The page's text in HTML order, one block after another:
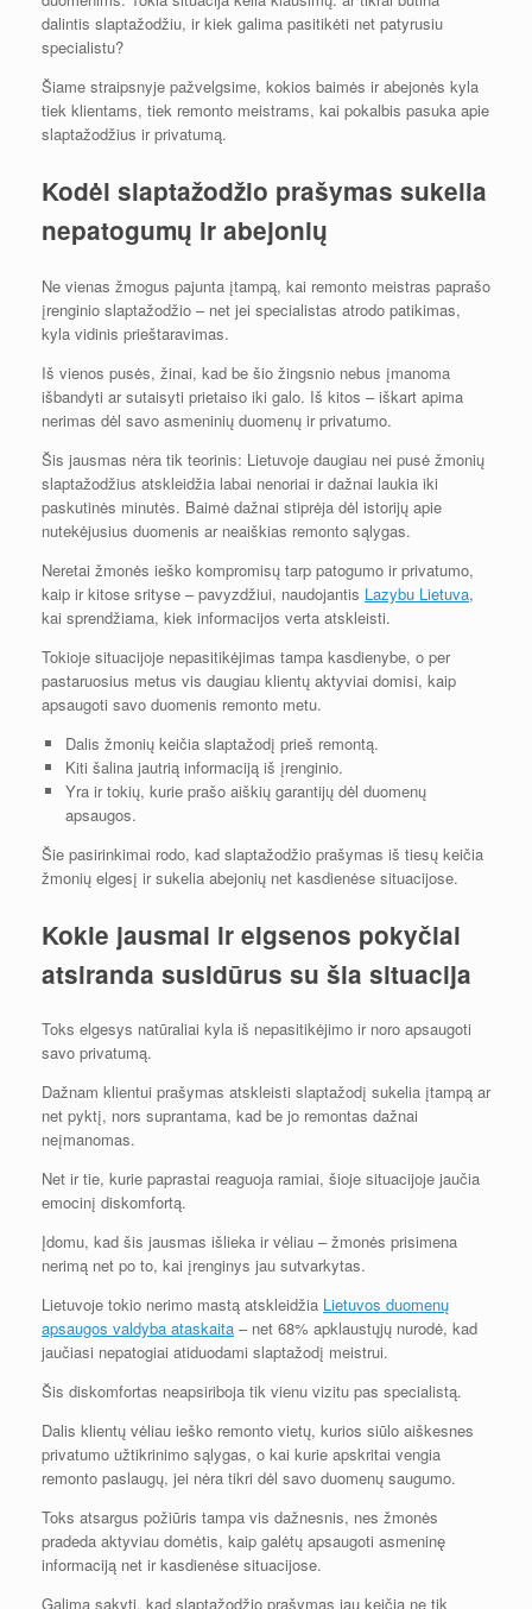
dalintis slaptažodžiu, ir kiek galima pasitikėti net patyrusiu
specialistu?
Šiame straipsnyje pažvelgsime, kokios baimės ir abejonės kyla
tiek klientams, tiek remonto meistrams, kai pokalbis pasuka apie
slaptažodžius ir privatumą.
Kodėl slaptažodžio prašymas sukelia
nepatogumų ir abejonių
Ne vienas žmogus pajunta įtampą, kai remonto meistras paprašo
įrenginio slaptažodžio – net jei specialistas atrodo patikimas,
kyla vidinis prieštaravimas.
Iš vienos pusės, žinai, kad be šio žingsnio nebus įmanoma
išbandyti ar sutaisyti prietaiso iki galo. Iš kitos – iškart apima
nerimas dėl savo asmeninių duomenų ir privatumo.
Šis jausmas nėra tik teorinis: Lietuvoje daugiau nei pusė žmonių
slaptažodžius atskleidžia labai nenoriai ir dažnai laukia iki
paskutinės minutės. Baimė dažnai stiprėja dėl istorijų apie
nutekėjusius duomenis ar neaiškias remonto sąlygas.
Neretai žmonės ieško kompromisų tarp patogumo ir privatumo,
kaip ir kitose srityse – pavyzdžiui, naudojantis Lazybu Lietuva,
kai sprendžiama, kiek informacijos verta atskleisti.
Tokioje situacijoje nepasitikėjimas tampa kasdienybe, o per
pastaruosius metus vis daugiau klientų aktyviai domisi, kaip
apsaugoti savo duomenis remonto metu.
Dalis žmonių keičia slaptažodį prieš remontą.
Kiti šalina jautrią informaciją iš įrenginio.
Yra ir tokių, kurie prašo aiškių garantijų dėl duomenų
apsaugos.
Šie pasirinkimai rodo, kad slaptažodžio prašymas iš tiesų keičia
žmonių elgesį ir sukelia abejonių net kasdienėse situacijose.
Kokie jausmai ir elgsenos pokyčiai
atsiranda susidūrus su šia situacija
Toks elgesys natūraliai kyla iš nepasitikėjimo ir noro apsaugoti
savo privatumą.
Dažnam klientui prašymas atskleisti slaptažodį sukelia įtampą ar
net pyktį, nors suprantama, kad be jo remontas dažnai
neįmanomas.
Net ir tie, kurie paprastai reaguoja ramiai, šioje situacijoje jaučia
emocinį diskomfortą.
Įdomu, kad šis jausmas išlieka ir vėliau – žmonės prisimena
nerimą net po to, kai įrenginys jau sutvarkytas.
Lietuvoje tokio nerimo mastą atskleidžia Lietuvos duomenų
apsaugos valdyba ataskaita – net 68% apklaustųjų nurodė, kad
jaučiasi nepatogiai atiduodami slaptažodį meistrui.
Šis diskomfortas neapsiriboja tik vienu vizitu pas specialistą.
Dalis klientų vėliau ieško remonto vietų, kurios siūlo aiškesnes
privatumo užtikrinimo sąlygas, o kai kurie apskritai vengia
remonto paslaugų, jei nėra tikri dėl savo duomenų saugumo.
Toks atsargus požiūris tampa vis dažnesnis, nes žmonės
pradeda aktyviau domėtis, kaip galėtų apsaugoti asmeninę
informaciją net ir kasdienėse situacijose.
Galima sakyti, kad slaptažodžio prašymas jau keičia ne tik